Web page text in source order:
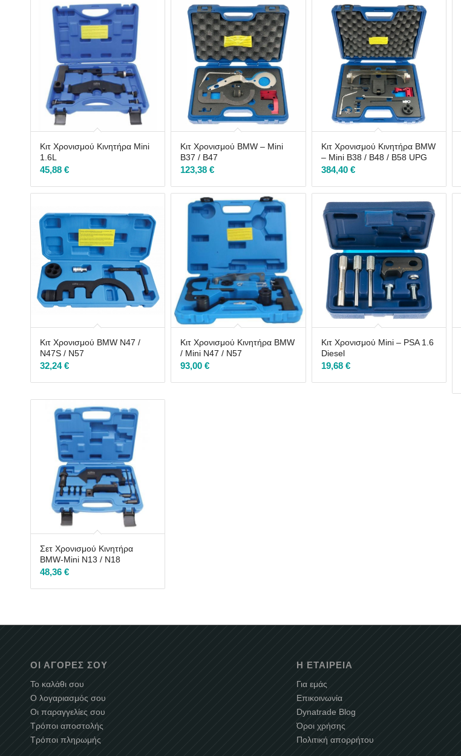
Κιτ Χρονισμού Κινητήρα Mini
1.6L
45,88 €
Κιτ Χρονισμού BMW – Mini
B37 / B47
123,38€
Κιτ Χρονισμού Κινητήρα BMW
– Mini B38 / B48 / B58 UPG
384,40 €
Κιτ Χρονισμού BMW N47 /
N47S / N57
32,24€
Κιτ Χρονισμού Κινητήρα BMW
/ Mini N47 / N57
93,00€
Κιτ Χρονισμού Mini – PSA 1.6
Diesel
19,68 €
Σετ Χρονισμού Κινητήρα
BMW-Mini N13 / N18
48,36 €
ΟΙ ΑΓΟΡΈΣ ΣΟΥ
Το καλάθι σου
Ο λογαριασμός σου
Οι παραγγελίες σου
Τρόποι αποστολής
Τρόποι πληρωμής
Η ΕΤΑΙΡΕΊΑ
Για εμάς
Επικοινωνία
Dynatrade Blog
Όροι χρήσης
Πολιτική απορρήτου